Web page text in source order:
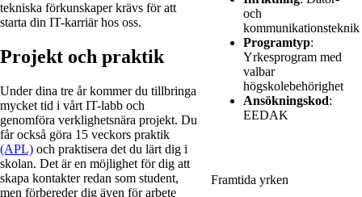
tekniska förkunskaper krävs för att
starta din IT-karriär hos oss.
Projekt och praktik
Under dina tre år kommer du tillbringa
mycket tid i vårt IT-labb och
genomföra verklighetsnära projekt. Du
får också göra 15 veckors praktik
(APL) och praktisera det du lärt dig i
skolan. Det är en möjlighet för dig att
skapa kontakter redan som student,
men förbereder dig även för arbete
och
kommunikationsteknik
Programtyp:
Yrkesprogram med
valbar
högskolebehörighet
Ansökningskod:
EEDAK
Framtida yrken